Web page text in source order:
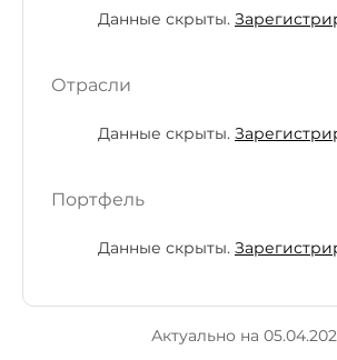
Данные скрыты.
Отрасли
Данные скрыты.
Портфель
Данные скрыты.
Актуально на